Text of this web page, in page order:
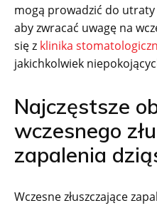
mogą prowadzić do
aby zwracać uwagę na
się z klinika
jakichkolwiek
Najczęstsze
wczesnego
zapalenia
Wczesne złuszczające